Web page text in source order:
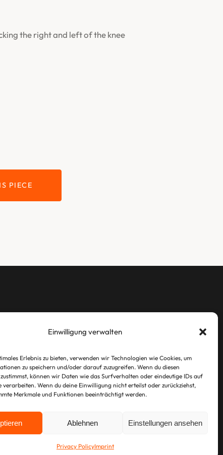
Einwilligung verwalten
Erlebnis zu bieten, verwenden wir Technologien wie Cookies, um
zu speichern und/oder darauf zuzugreifen. Wenn du diesen
können wir Daten wie das Surfverhalten oder eindeutige IDs auf
verarbeiten. Wenn du deine Einwilligung nicht erteilst oder zurückziehst,
Merkmale und Funktionen beeinträchtigt werden.
Ablehnen Einstellungen ansehen
Privacy PolicyImprint
the right and left of the knee
PIECE
Privacy Policy